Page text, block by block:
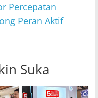
Percepatan
Peran Aktif
Suka